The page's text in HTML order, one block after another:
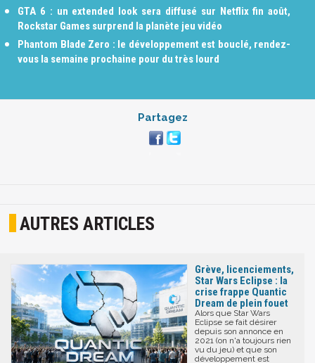
GTA 6 : un extended look sera diffusé sur Netflix fin août,
Rockstar Games surprend la planète jeu vidéo
Phantom Blade Zero : le développement est bouclé, rendez-
vous la semaine prochaine pour du très lourd
Partagez
AUTRES ARTICLES
Grève, licenciements,
Star Wars Eclipse : la
crise frappe Quantic
Dream de plein fouet
Alors que Star Wars
Eclipse se fait désirer
depuis son annonce en
2021 (on n'a toujours rien
vu du jeu) et que son
développement est